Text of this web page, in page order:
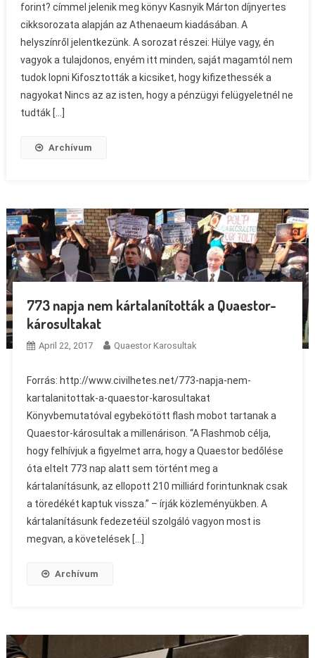
forint? címmel jelenik meg könyv Kasnyik Márton díjnyertes
cikksorozata alapján az Athenaeum kiadásában. A
helyszínről jelentkezünk. A sorozat részei: Hülye vagy, én
vagyok a tulajdonos, enyém itt minden, saját magamtól nem
tudok lopni Kifosztották a kicsiket, hogy kifizethessék a
nagyokat Nincs az az isten, hogy a pénzügyi felügyeletnél ne
tudták […]
Archívum
773 napja nem kártalanították a Quaestor-
károsultakat
April 22, 2017 Quaestor Karosultak
Forrás: http://www.civilhetes.net/773-napja-nem-
kartalanitottak-a-quaestor-karosultakat
Könyvbemutatóval egybekötött flash mobot tartanak a
Quaestor-károsultak a millenárison. “A Flashmob célja,
hogy felhívjuk a figyelmet arra, hogy a Quaestor bedőlése
óta eltelt 773 nap alatt sem történt meg a
kártalanításunk, az ellopott 210 milliárd forintunknak csak
a töredékét kaptuk vissza.” – írják közleményükben. A
kártalanításunk fedezetéül szolgáló vagyon most is
megvan, a követelések […]
Archívum